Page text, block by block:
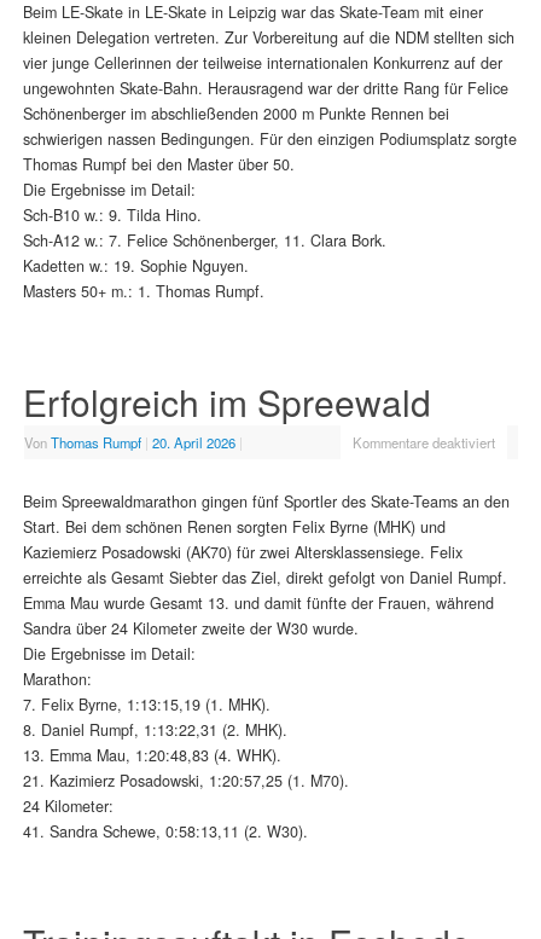
Beim LE-Skate in LE-Skate in Leipzig war das Skate-Team mit einer
kleinen Delegation vertreten. Zur Vorbereitung auf die NDM stellten sich
vier junge Cellerinnen der teilweise internationalen Konkurrenz auf der
ungewohnten Skate-Bahn. Herausragend war der dritte Rang für Felice
Schönenberger im abschließenden 2000 m Punkte Rennen bei
schwierigen nassen Bedingungen. Für den einzigen Podiumsplatz sorgte
Thomas Rumpf bei den Master über 50.
Die Ergebnisse im Detail:
Sch-B10 w.: 9. Tilda Hino.
Sch-A12 w.: 7. Felice Schönenberger, 11. Clara Bork.
Kadetten w.: 19. Sophie Nguyen.
Masters 50+ m.: 1. Thomas Rumpf.
Erfolgreich im Spreewald
VonThomas Rumpf | 20. April 2026 | Kommentare deaktiviert
Beim Spreewaldmarathon gingen fünf Sportler des Skate-Teams an den
Start. Bei dem schönen Renen sorgten Felix Byrne (MHK) und
Kaziemierz Posadowski (AK70) für zwei Altersklassensiege. Felix
erreichte als Gesamt Siebter das Ziel, direkt gefolgt von Daniel Rumpf.
Emma Mau wurde Gesamt 13. und damit fünfte der Frauen, während
Sandra über 24 Kilometer zweite der W30 wurde.
Die Ergebnisse im Detail:
Marathon:
7. Felix Byrne, 1:13:15,19 (1. MHK).
8. Daniel Rumpf, 1:13:22,31 (2. MHK).
13. Emma Mau, 1:20:48,83 (4. WHK).
21. Kazimierz Posadowski, 1:20:57,25 (1. M70).
24 Kilometer:
41. Sandra Schewe, 0:58:13,11 (2. W30).